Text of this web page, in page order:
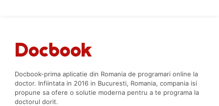
Docbook-prima aplicatie din Romania de programari online la
doctor. Infiintata in 2016 in Bucuresti, Romania, compania isi
propune sa ofere o solutie moderna pentru a te programa la
doctorul dorit.